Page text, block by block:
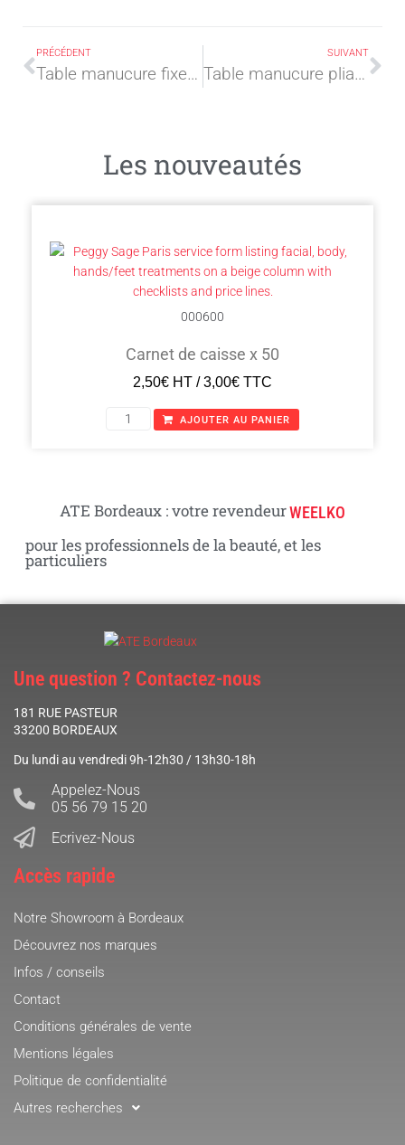
PRÉCÉDENT
Table manucure fixe blanche DIGIT
SUIVANT
Table manucure pliante PLEX
Les nouveautés
000600
Carnet de caisse x 50
2,50€ HT /3,00€ TTC
AJOUTER AU PANIER
ATE Bordeaux : votre revendeurWEELKO
pour les professionnels de la beauté, et les
particuliers
Une question ? Contactez-nous
181 RUE PASTEUR
33200 BORDEAUX
Du lundi au vendredi 9h-12h30 / 13h30-18h
Appelez-Nous
05 56 79 15 20
Ecrivez-Nous
Accès rapide
Notre Showroom à Bordeaux
Découvrez nos marques
Infos / conseils
Contact
Conditions générales de vente
Mentions légales
Politique de confidentialité
Autres recherches